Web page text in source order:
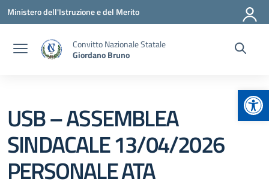
Vai ai contenuti
Vai al menu di navigazione
Vai al footer
Ministero dell'Istruzione e del Merito
Convitto Nazionale Statale
Giordano Bruno
USB – ASSEMBLEA
SINDACALE 13/04/2026
PERSONALE ATA